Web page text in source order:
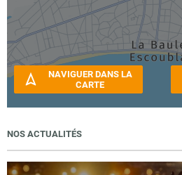
NAVIGUER DANS LA
CARTE
NOS ACTUALITÉS